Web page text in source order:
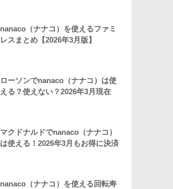
nanaco（ナナコ）を使えるファミ
レスまとめ【2026年3月版】
ローソンでnanaco（ナナコ）は使
える？使えない？2026年3月現在
マクドナルドでnanaco（ナナコ）
は使える！2026年3月もお得に決済
nanaco（ナナコ）を使える回転寿